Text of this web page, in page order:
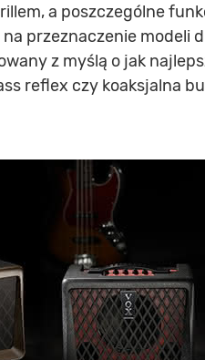
a poszczególne
przeznaczenie modeli
z myślą o jak
reflex czy koaksjalna